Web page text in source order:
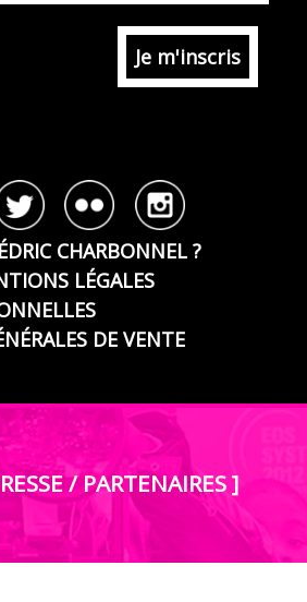
CHARBONNEL ?
LÉGALES
DE VENTE
/ PARTENAIRES ]